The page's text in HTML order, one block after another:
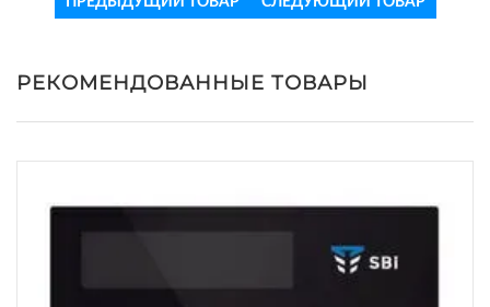
РЕКОМЕНДОВАННЫЕ ТОВАРЫ